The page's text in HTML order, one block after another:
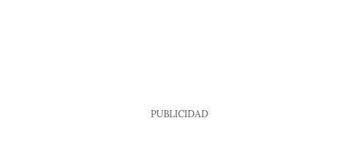
PUBLICIDAD